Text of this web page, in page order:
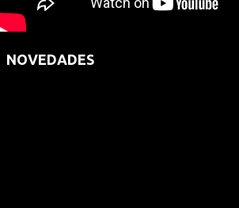
NOVEDADES